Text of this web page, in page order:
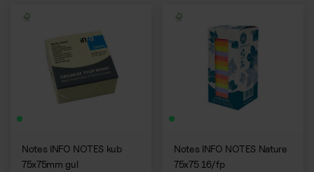
Notes INFO NOTES kub
75x75mm gul
Notes INFO NOTES Nature
75x75 16/fp